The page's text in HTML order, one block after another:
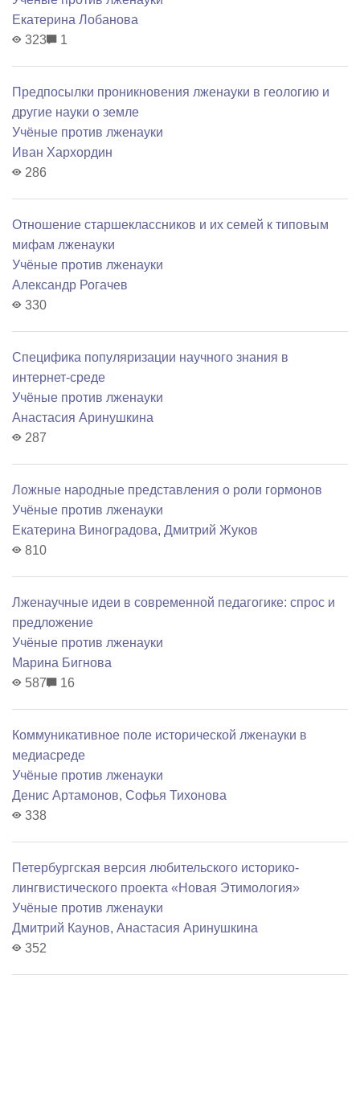
Екатерина Лобанова
323
1
Предпосылки проникновения лженауки в геологию и
другие науки о земле
Учёные против лженауки
Иван Хархордин
286
Отношение старшеклассников и их семей к типовым
мифам лженауки
Учёные против лженауки
Александр Рогачев
330
Специфика популяризации научного знания в
интернет-среде
Учёные против лженауки
Анастасия Аринушкина
287
Ложные народные представления о роли гормонов
Учёные против лженауки
Екатерина Виноградова, Дмитрий Жуков
810
Лженаучные идеи в современной педагогике: спрос и
предложение
Учёные против лженауки
Марина Бигнова
587
16
Коммуникативное поле исторической лженауки в
медиасреде
Учёные против лженауки
Денис Артамонов, Софья Тихонова
338
Петербургская версия любительского историко-
лингвистического проекта «Новая Этимология»
Учёные против лженауки
Дмитрий Каунов, Анастасия Аринушкина
352